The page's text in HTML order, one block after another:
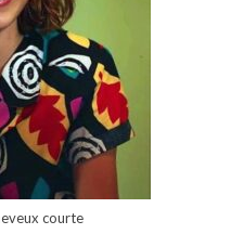
courte